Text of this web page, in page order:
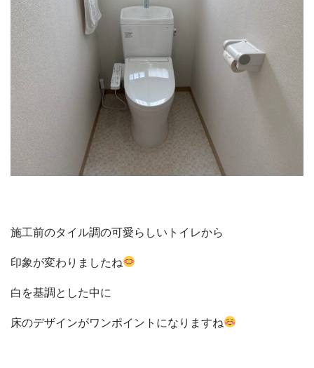
施工前のタイル調の可愛らしいトイレから
印象が変わりましたね
白を基調とした中に
床のデザインがワンポイントになりますね